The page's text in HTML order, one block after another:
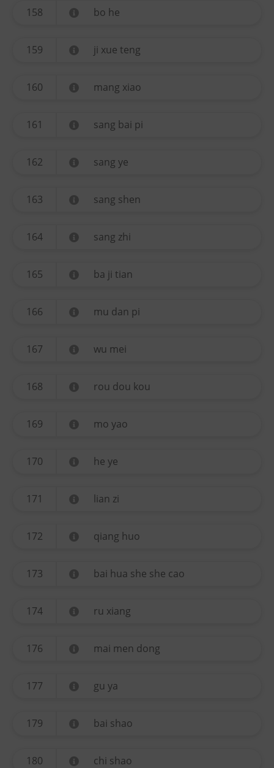
158 bo he
159 ji xue teng
160 mang xiao
161 sang bai pi
162 sang ye
163 sang shen
164 sang zhi
165 ba ji tian
166 mu dan pi
167 wu mei
168 rou dou kou
169 mo yao
170 he ye
171 lian zi
172 qiang huo
173 bai hua she she cao
174 ru xiang
176 mai men dong
177 gu ya
179 bai shao
180 chi shao